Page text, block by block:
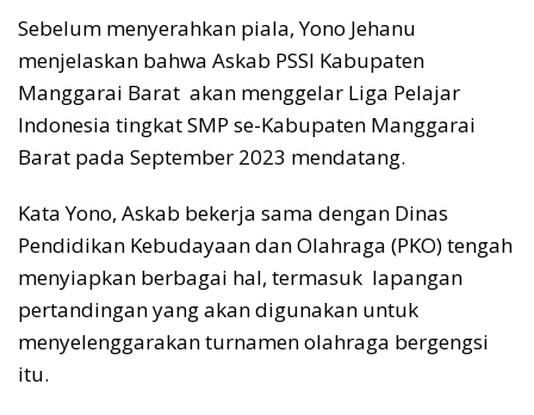
Sebelum menyerahkan piala, Yono Jehanu
menjelaskan bahwa Askab PSSI Kabupaten
Manggarai Barat akan menggelar Liga Pelajar
Indonesia tingkat SMP se-Kabupaten Manggarai
Barat pada September 2023 mendatang.
Kata Yono, Askab bekerja sama dengan Dinas
Pendidikan Kebudayaan dan Olahraga (PKO) tengah
menyiapkan berbagai hal, termasuk lapangan
pertandingan yang akan digunakan untuk
menyelenggarakan turnamen olahraga bergengsi
itu.